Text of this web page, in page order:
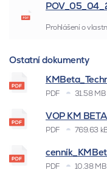
Prohlášení o
Ostatní dokumenty
PDF 31.58 MB
VOP KM
PDF 769.63
PDF 10.38 MB